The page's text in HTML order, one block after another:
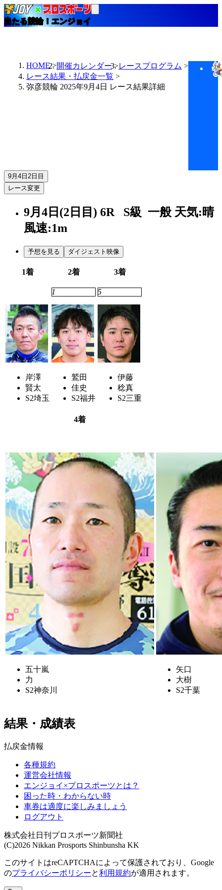
当たる競輪！エンジョイ
HOME 開催カレンダー
レースプログラム
レース結果・払戻金一覧
弥彦競輪 2025年9月4日 レース結果詳細
9月4日 2日目
レース変更
9月4日(2日目) 6R S級 一般 天気:晴
風速:1m
予想を見る ダイジェスト映像
1着 2着 3着
岸澤
賢太
S2埼玉
1
鷲田
佳史
S2福井
5
伊藤
稔真
S2三重
4着
五十嵐
力
S2神奈川
矢口
大樹
S2千葉
結果・成績表
払戻金情報
各種規約
運営会社情報
エンジョイ×プロスポーツとは？
困った時・わからない時
車券は適度に楽しみましょう
ログアウト
株式会社日刊プロスポーツ新聞社
(C)2026 Nikkan Prosports Shinbunsha KK
このサイトはreCAPTCHAによって保護されており、Google
のプライバシーポリシーと利用規約が適用されます。